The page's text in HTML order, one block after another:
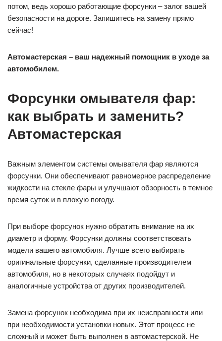
потом, ведь хорошо работающие форсунки – залог вашей
безопасности на дороге. Запишитесь на замену прямо
сейчас!
Автомастерская – ваш надежный помощник в уходе за
автомобилем.
Форсунки омывателя фар:
как выбрать и заменить?
Автомастерская
Важным элементом системы омывателя фар являются
форсунки. Они обеспечивают равномерное распределение
жидкости на стекле фары и улучшают обзорность в темное
время суток и в плохую погоду.
При выборе форсунок нужно обратить внимание на их
диаметр и форму. Форсунки должны соответствовать
модели вашего автомобиля. Лучше всего выбирать
оригинальные форсунки, сделанные производителем
автомобиля, но в некоторых случаях подойдут и
аналогичные устройства от других производителей.
Замена форсунок необходима при их неисправности или
при необходимости установки новых. Этот процесс не
сложный и может быть выполнен в автомастерской. Не